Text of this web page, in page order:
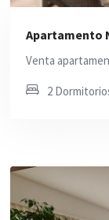
Apartamento
Venta
2